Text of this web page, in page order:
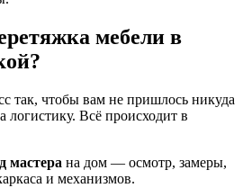
мебели в
так, чтобы вам не пришлось никуда
логистику. Всё происходит в
мастера на дом — осмотр, замеры,
и механизмов.